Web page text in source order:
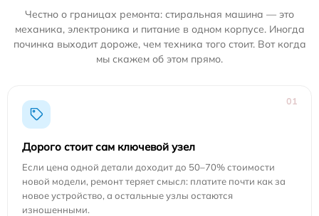
Честно о границах ремонта: стиральная машина — это
механика, электроника и питание в одном корпусе. Иногда
починка выходит дороже, чем техника того стоит. Вот когда
мы скажем об этом прямо.
01
Дорого стоит сам ключевой узел
Если цена одной детали доходит до 50–70% стоимости
новой модели, ремонт теряет смысл: платите почти как за
новое устройство, а остальные узлы остаются
изношенными.